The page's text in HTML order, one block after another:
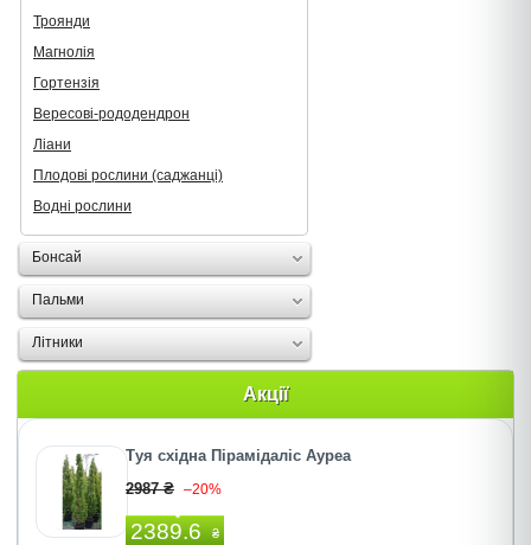
Троянди
Магнолія
Гортензія
Вересові-рододендрон
Ліани
Плодові рослини (саджанці)
Водні рослини
Бонсай
Пальми
Літники
Акції
Туя східна Пірамідаліс Ауреа
2987 ₴ –20%
2389.6 ₴